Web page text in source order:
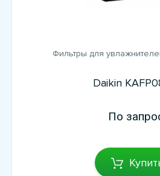
Фильтры для
Daikin
По